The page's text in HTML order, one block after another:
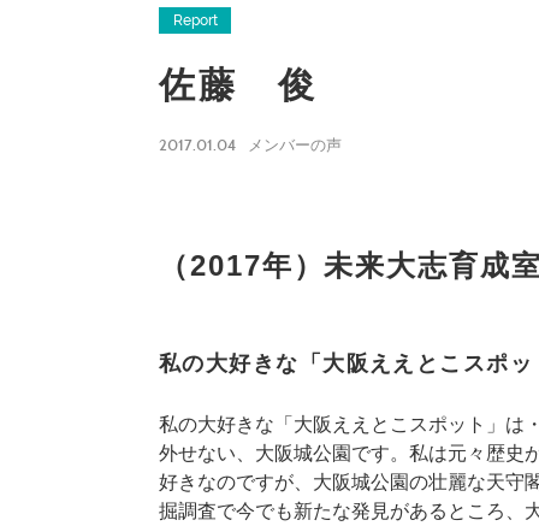
Report
佐藤 俊
2017.01.04 メンバーの声
（2017年）未来大志育成
私の大好きな「大阪ええとこスポッ
私の大好きな「大阪ええとこスポット」は
外せない、大阪城公園です。私は元々歴史
好きなのですが、大阪城公園の壮麗な天守
掘調査で今でも新たな発見があるところ、